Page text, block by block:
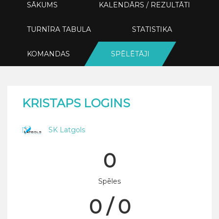
SĀKUMS KALENDĀRS / REZULTĀTI
TURNĪRA TABULA STATISTIKA
KOMANDAS SPĒLĒTĀJI
KRISTAPS LOGINS
SK Latgols
0
Spēles
0 / 0